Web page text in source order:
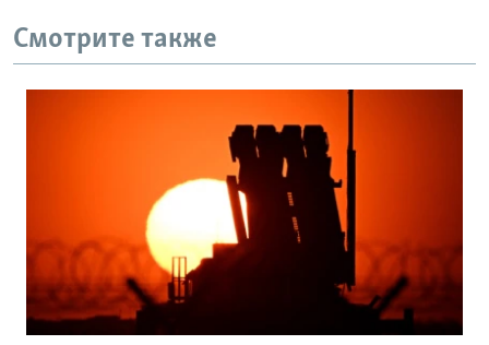
Смотрите также